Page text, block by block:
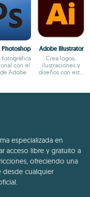
fotográfica
con el
Adobe
Adobe Illustrator
Crea logos,
ilustraciones y
diseños con este
especializada en
acceso libre y gratuito a
ofreciendo una
desde cualquier